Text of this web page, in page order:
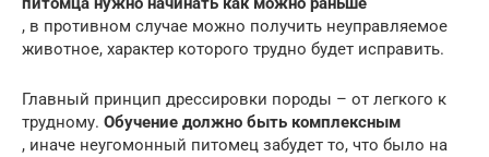
, в противном случае можно получить неуправляемое
животное, характер которого трудно будет исправить.
Главный принцип дрессировки породы – от легкого к
трудному. Обучение должно быть комплексным
, иначе неугомонный питомец забудет то, что было на